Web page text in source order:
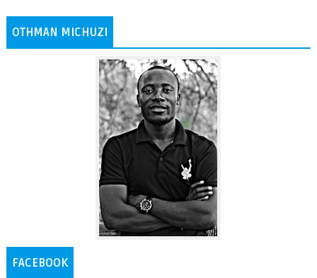
OTHMAN MICHUZI
FACEBOOK